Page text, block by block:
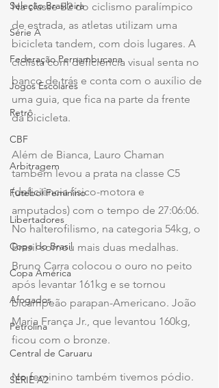
Seleção Brasileira
Série A
Federação Pernambucana
Jogos Escolares
Retrô
CBF
Arbitragem
Futebol Feminino
Libertadores
Copa do Brasil
Copa América
Afogados
Petrolina
Central de Caruaru
SÉRIE A2
Na classe B2 do ciclismo paralímpico
de estrada, as atletas utilizam uma
bicicleta tandem, com dois lugares. A
ciclista com deficiência visual senta no
banco de trás e conta com o auxílio de
uma guia, que fica na parte da frente
da bicicleta.
Além de Bianca, Lauro Chaman
também levou a prata na classe C5
(deficiência físico-motora e
amputados) com o tempo de 27:06:06.
No halterofilismo, na categoria 54kg, o
Brasil somou mais duas medalhas.
Bruno Carra colocou o ouro no peito
após levantar 161kg e se tornou
bicampeão parapan-Americano. João
Maria França Jr., que levantou 160kg,
ficou com o bronze.
No feminino também tivemos pódio.